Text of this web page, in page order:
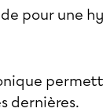
pour une
dernières.